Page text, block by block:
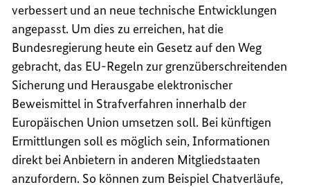
verbessert und an neue technische Entwicklungen
angepasst. Um dies zu erreichen, hat die
Bundesregierung heute ein Gesetzauf den Weg
gebracht, das EU-Regeln zur grenzüberschreitenden
Sicherung und Herausgabe elektronischer
Beweismittel in Strafverfahren innerhalb der
Europäischen Union umsetzen soll. Bei künftigen
Ermittlungen soll es möglich sein, Informationen
direkt bei Anbietern in anderen Mitgliedstaaten
anzufordern. So können zum Beispiel Chatverläufe,